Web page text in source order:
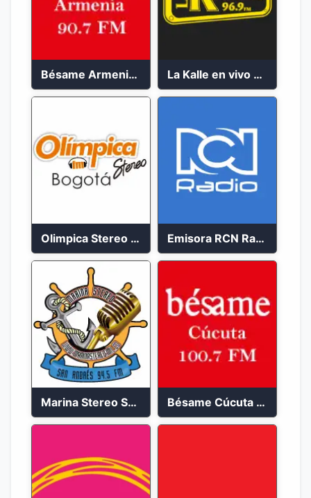
Bésame Armenia en vivo 2023 La Kalle en vivo 2023
Olimpica Stereo Bogotá 105.9 FM Vibrante Emisora RCN Radio 93.9 FM Bogotá
Marina Stereo San Andres 94.5 FM Bésame Cúcuta en vivo 2023